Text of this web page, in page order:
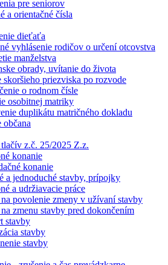
pre seniorov
a orientačné čísla
dieťaťa
vyhlásenie rodičov o určení otcovstva
manželstva
obrady, uvítanie do života
skoršieho priezviska po rozvode
o rodnom čísle
osobitnej matriky
duplikátu matričného dokladu
občana
z.č. 25/2025 Z.z.
konanie
konanie
a jednoduché stavby, prípojky
a udržiavacie práce
povolenie zmeny v užívaní stavby
zmenu stavby pred dokončením
stavby
stavby
stavby